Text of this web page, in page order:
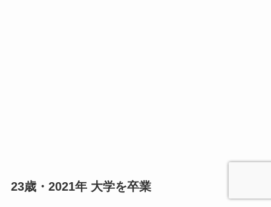
23歳・2021年 大学を卒業